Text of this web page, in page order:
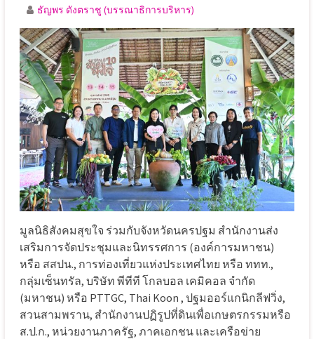
ธัญพร ดังตราชู (บรรณาธิการบริหาร)
มูลนิธิสังคมสุขใจ ร่วมกับจังหวัดนครปฐม สำนักงานส่ง
เสริมการจัดประชุมและนิทรรศการ (องค์การมหาชน)
หรือ สสปน., การท่องเที่ยวแห่งประเทศไทย หรือ ททท.,
กลุ่มเซ็นทรัล, บริษัท พีทีที โกลบอล เคมิคอล จำกัด
(มหาชน) หรือ PTTGC, Thai Koon , ปฐมออร์แกนิกลีฟวิ่ง,
สวนสามพราน, สำนักงานปฏิรูปที่ดินเพื่อเกษตรกรรมหรือ
ส.ป.ก., หน่วยงานภาครัฐ, ภาคเอกชน และเครือข่าย